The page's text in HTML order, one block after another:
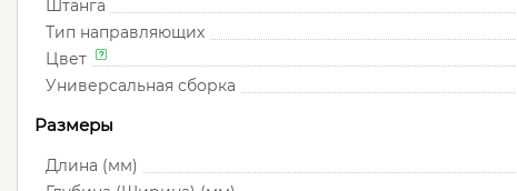
Штанга
Тип направляющих
Цвет
Универсальная сборка
Размеры
Длина (мм)